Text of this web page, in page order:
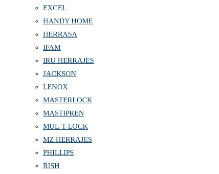
EXCEL
HANDY HOME
HERRASA
IFAM
IRU HERRAJES
JACKSON
LENOX
MASTERLOCK
MASTIPREN
MUL-T-LOCK
MZ HERRAJES
PHILLIPS
RISH